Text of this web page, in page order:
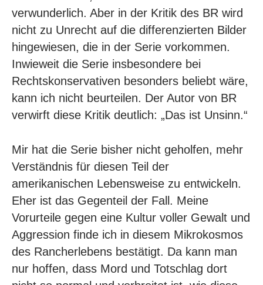
verwunderlich. Aber in der Kritik des BR wird
nicht zu Unrecht auf die differenzierten Bilder
hingewiesen, die in der Serie vorkommen.
Inwieweit die Serie insbesondere bei
Rechtskonservativen besonders beliebt wäre,
kann ich nicht beurteilen. Der Autor von BR
verwirft diese Kritik deutlich: „Das ist Unsinn.“
Mir hat die Serie bisher nicht geholfen, mehr
Verständnis für diesen Teil der
amerikanischen Lebensweise zu entwickeln.
Eher ist das Gegenteil der Fall. Meine
Vorurteile gegen eine Kultur voller Gewalt und
Aggression finde ich in diesem Mikrokosmos
des Rancherlebens bestätigt. Da kann man
nur hoffen, dass Mord und Totschlag dort